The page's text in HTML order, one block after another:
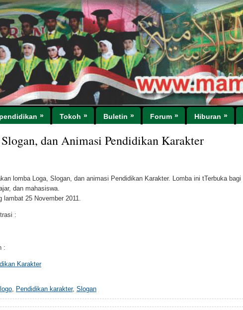
» Tokoh » Buletin » Forum » Hiburan »
dan Animasi Pendidikan Karakter
lomba Loga, Slogan, dan animasi Pendidikan Karakter. Lomba ini tTerbuka bagi
dan mahasiswa.
25 November 2011.
:
:
Pendidikan karakter, Slogan